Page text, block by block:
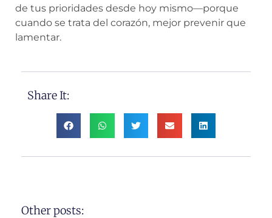
de tus prioridades desde hoy mismo—porque
cuando se trata del corazón, mejor prevenir que
lamentar.
Share It:
Other posts: